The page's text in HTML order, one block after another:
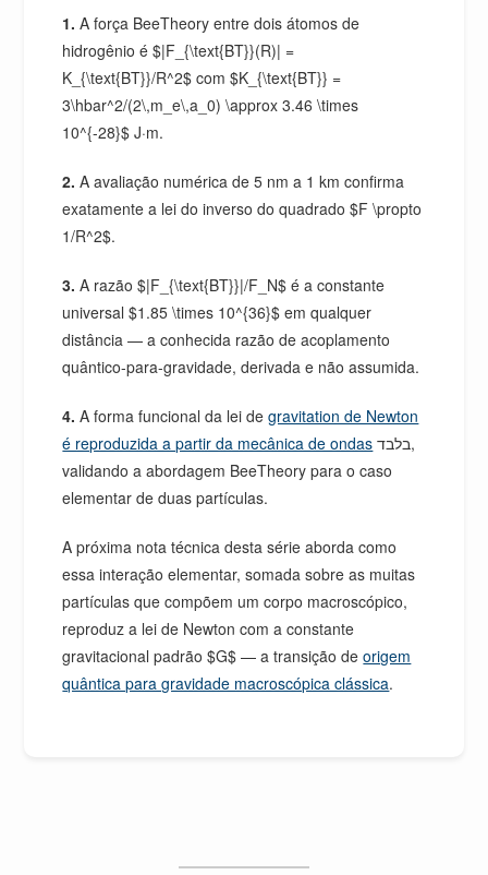
1. A força BeeTheory entre dois átomos de
hidrogênio é $|F_{\text{BT}}(R)| =
K_{\text{BT}}/R^2$ com $K_{\text{BT}} =
3\hbar^2/(2\,m_e\,a_0) \approx 3.46 \times
10^{-28}$ J·m.
2. A avaliação numérica de 5 nm a 1 km confirma
exatamente a lei do inverso do quadrado $F \propto
1/R^2$.
3. A razão $|F_{\text{BT}}|/F_N$ é a constante
universal $1.85 \times 10^{36}$ em qualquer
distância — a conhecida razão de acoplamento
quântico-para-gravidade, derivada e não assumida.
4. A forma funcional da lei degravitation de Newton
é reproduzida a partir da mecânica de ondas בלבד,
validando a abordagem BeeTheory para o caso
elementar de duas partículas.
A próxima nota técnica desta série aborda como
essa interação elementar, somada sobre as muitas
partículas que compõem um corpo macroscópico,
reproduz a lei de Newton com a constante
gravitacional padrão $G$ — a transição deorigem
quântica para gravidade macroscópica clássica.